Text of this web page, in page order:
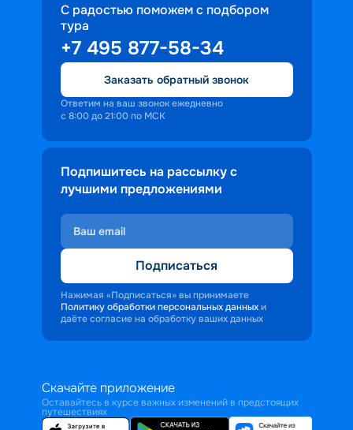
С радостью поможем с подбором
тура
+7 495 877-58-34
Заказать обратный звонок
Ответим на ваш звонок ежедневно
с 8:00 до 21:00 по МСК
Подпишитесь на рассылку с
лучшими предложениями
Подписаться
Нажимая «Подписаться» вы принимаете
Политику обработки персональных данных и
даёте согласие на обработку ваших данных
Скачайте приложение
Оставайтесь в курсе важных изменений в предстоящих
путешествиях